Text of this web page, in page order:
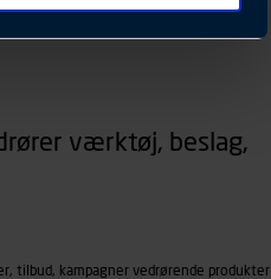
foretrukne sprog, og den
og apps med
behandles der
tidspunkt, hvad der
af
værktøj, beslag,
tilbud, kampagner vedrørende produkter